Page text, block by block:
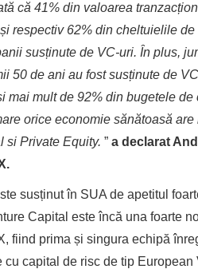
că 41% din valoarea
respectiv 62% din cheltuielile
susținute de VC-uri. Ȋn plus,
50 de ani au fost susținute de
mai mult de 92% din bugetele
orice economie sănătoasă
si Private Equity. ” a declarat
susținut în SUA de apetitul
Capital este încă una foarte
fiind prima și singura echipă
cu capital de risc de tip European